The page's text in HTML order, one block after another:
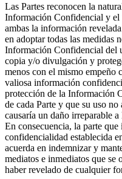
Las Partes reconocen la
Información Confidencial y el
ambas la información
en adoptar todas las medidas
Información Confidencial del
copia y/o divulgación y
menos con el mismo empeño
valiosa información
protección de la Información
de cada Parte y que su uso
causaría un daño irreparable
En consecuencia, la parte
confidencialidad establecida
acuerda en indemnizar y
mediatos e inmediatos que
haber revelado de cualquier